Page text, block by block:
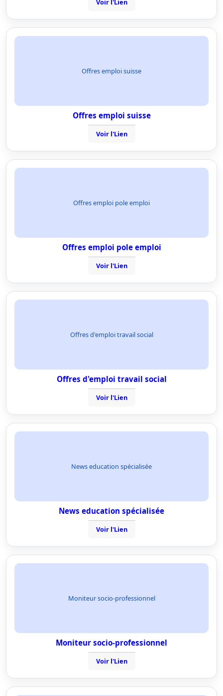
Voir l'Lien
Offres emploi suisse
Offres emploi suisse
Voir l'Lien
Offres emploi pole emploi
Offres emploi pole emploi
Voir l'Lien
Offres d'emploi travail social
Offres d'emploi travail social
Voir l'Lien
News education spécialisée
News education spécialisée
Voir l'Lien
Moniteur socio-professionnel
Moniteur socio-professionnel
Voir l'Lien